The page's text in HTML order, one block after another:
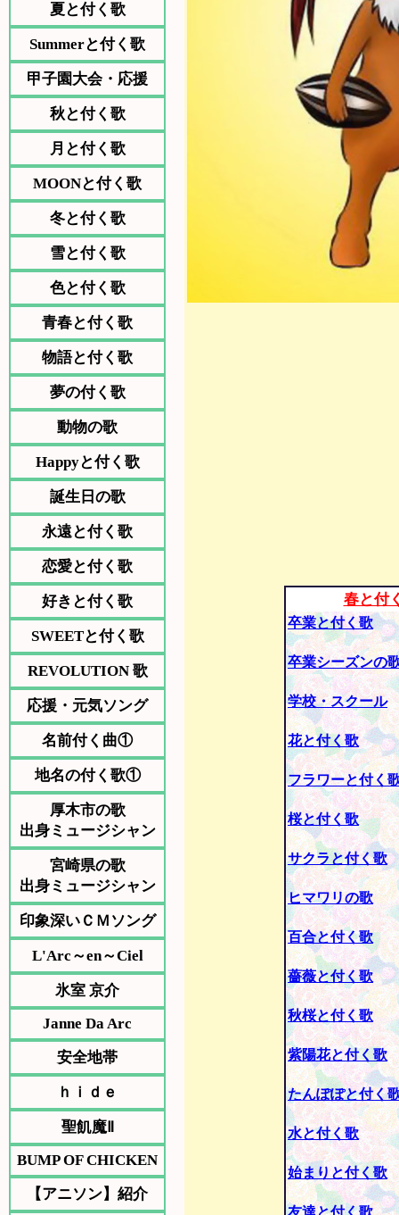
夏と付く歌
Summerと付く歌
甲子園大会・応援
秋と付く歌
月と付く歌
MOONと付く歌
冬と付く歌
雪と付く歌
色と付く歌
青春と付く歌
物語と付く歌
夢の付く歌
動物の歌
Happyと付く歌
誕生日の歌
永遠と付く歌
恋愛と付く歌
好きと付く歌
SWEETと付く歌
REVOLUTION 歌
応援・元気ソング
名前付く曲①
地名の付く歌①
厚木市の歌
出身ミュージシャン
宮崎県の歌
出身ミュージシャン
印象深いＣＭソング
L'Arc～en～Ciel
氷室 京介
Janne Da Arc
安全地帯
ｈｉｄｅ
聖飢魔Ⅱ
BUMP OF CHICKEN
【アニソン】紹介
春と付
卒業と付く歌
卒業シーズンの
学校・スクール
花と付く歌
フラワーと付く
桜と付く歌
サクラと付く歌
ヒマワリの歌
百合と付く歌
薔薇と付く歌
秋桜と付く歌
紫陽花と付く歌
たんぽぽと付く
水と付く歌
始まりと付く歌
友達と付く歌